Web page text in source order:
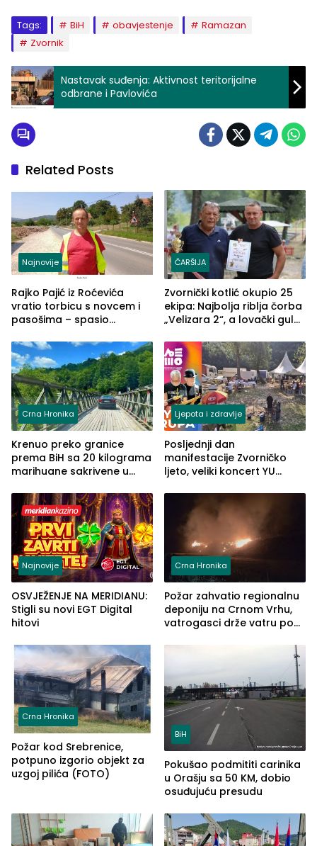
Tags: BiH obavjestenje
Ramazan
Zvornik
Nastavak suđenja: Aktivnost teritorijalne
odbrane i Pavlovića
Related Posts
Najnovije
Rajko Pajić iz Roćevića
vratio torbicu s novcem i
pasošima – spasio
Grčkoj
ČARŠIJA
Zvornički kotlić okupio 25
ekipa: Najbolja riblja čorba
„Velizara 2“, a lovački gulaš
Crna Hronika
Krenuo preko granice
prema BiH sa 20 kilograma
marihuane sakrivene u
Ljepota i zdravlje
Posljednji dan
manifestacije Zvorničko
ljeto, veliki koncert YU
ove godine
Najnovije
OSVJEŽENJE NA MERIDIANU:
Stigli su novi EGT Digital
hitovi
Crna Hronika
Požar zahvatio regionalnu
deponiju na Crnom Vrhu,
vatrogasci drže vatru pod
Crna Hronika
Požar kod Srebrenice,
potpuno izgorio objekt za
uzgoj pilića (FOTO)
BiH
Pokušao podmititi carinika
u Orašju sa 50 KM, dobio
osuđujuću presudu